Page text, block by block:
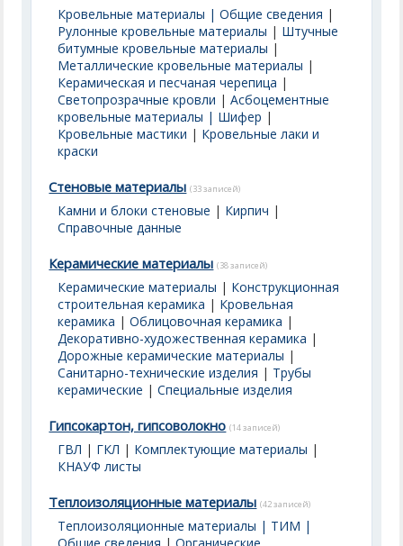
Кровельные материалы | Общие сведения |
Рулонные кровельные материалы | Штучные
битумные кровельные материалы |
Металлические кровельные материалы |
Керамическая и песчаная черепица |
Светопрозрачные кровли |Асбоцементные
кровельные материалы | Шифер |
Кровельные мастики | Кровельные лаки и
краски
Стеновые материалы (33 записей)
Камни и блоки стеновые | Кирпич |
Справочные данные
Керамические материалы (38 записей)
Керамические материалы | Конструкционная
строительная керамика | Кровельная
керамика |Облицовочная керамика |
Декоративно-художественная керамика |
Дорожные керамические материалы |
Санитарно-технические изделия | Трубы
керамические |Специальные изделия
Гипсокартон, гипсоволокно (14 записей)
ГВЛ | ГКЛ | Комплектующие материалы |
КНАУФ листы
Теплоизоляционные материалы (42 записей)
Теплоизоляционные материалы | ТИМ |